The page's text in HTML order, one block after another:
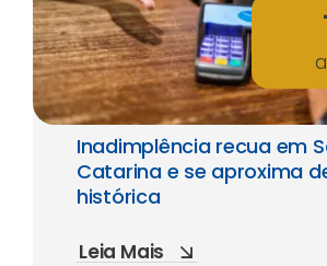
Inadimplência recua em
Catarina e se aproxima
histórica
Leia Mais